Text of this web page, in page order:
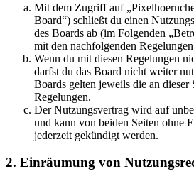
Mit dem Zugriff auf
Board“) schließt du einen
des Boards ab (im Folgenden
mit den nachfolgenden
Wenn du mit diesen Regelungen
darfst du das Board nicht weiter
Boards gelten jeweils die an
Regelungen.
Der Nutzungsvertrag wird auf
und kann von beiden Seiten ohne
jederzeit gekündigt werden.
2. Einräumung von